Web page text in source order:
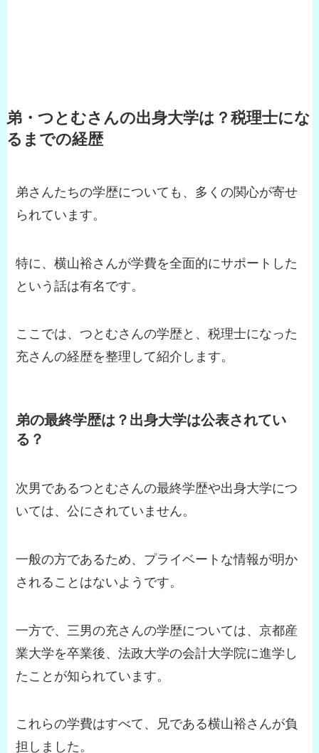
弟・つとむさんの出身大学は？税理士にな
るまでの経歴
弟さんたちの学歴についても、多くの関心が寄せ
られています。
特に、横山裕さんが学費を全面的にサポートした
という話は有名です。
ここでは、つとむさんの学歴と、税理士になった
充さんの経歴を整理して紹介します。
弟の最終学歴は？出身大学は公表されてい
る？
次男であるつとむさんの最終学歴や出身大学につ
いては、公にされていません。
一般の方であるため、プライベートな情報が明か
されることはないようです。
一方で、三男の充さんの学歴については、京都産
業大学を卒業後、法政大学の会計大学院に進学し
たことが知られています。
これらの学費はすべて、兄である横山裕さんが負
担しました。